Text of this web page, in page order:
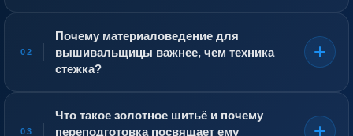
рисунком, подобранные нитки, инструкция. Она умеет
исполнить, но не умеет создать. Вышивальщица,
прошедшая переподготовку, читает орнамент как
музыкант — партитуру. Она понимает, почему здесь
подложить настил, чтобы лепесток стал выпуклым, и
почему шёлковая нить должна быть кручёной именно в
02
Почему материаловедение для
вышивальщицы важнее, чем техника
стежка?
работу через год. Хлопчатобумажная нить на
шерстяной основе при стирке сядет иначе, чем ткань, и
03
Что такое золотное шитьё и почему
переподготовка посвящает ему